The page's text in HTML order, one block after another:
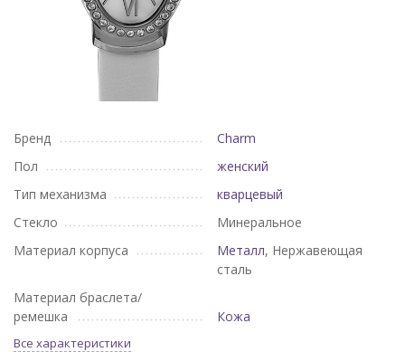
Бренд
Charm
Пол
женский
Тип механизма
кварцевый
Стекло
Минеральное
Материал корпуса
Металл, Нержавеющая
сталь
Материал браслета/
ремешка
Кожа
Все характеристики